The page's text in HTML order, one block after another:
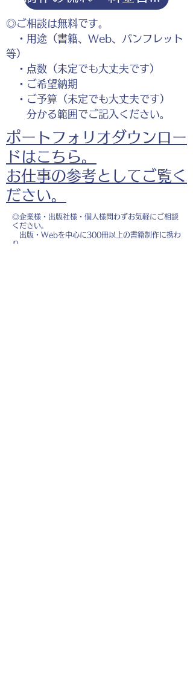
◎ご相談は無料です。
・用途（書籍、Web、パンフレット
等）
・点数（未定でも大丈夫です）
・ご希望納期
・ご予算（未定でも大丈夫です）
分かる範囲でご記入ください。
ポートフォリオダウンロー
ドはこちら。
お仕事の参考としてご覧く
ださい。
◎企業様・出版社様・個人様問わずお気軽にご相談
ください。
出版・Webを中心に300冊以上の書籍制作に携わ
り、